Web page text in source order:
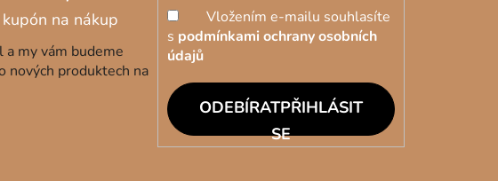
my vám budeme
nových produktech na
Vložením e-mailu souhlasíte
s podmínkami ochrany osobních
údajů
PŘIHLÁSIT
SE